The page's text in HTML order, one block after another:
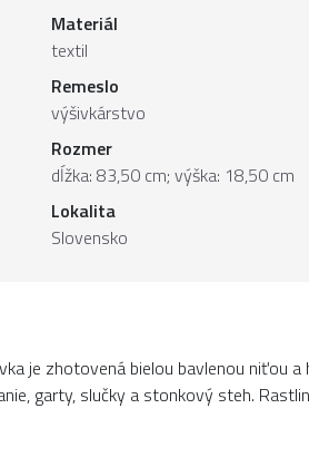
Materiál
textil
Remeslo
výšivkárstvo
Rozmer
dĺžka: 83,50 cm; výška: 18,50 cm
Lokalita
Slovensko
je zhotovená bielou bavlenou niťou a
garty, slučky a stonkový steh.